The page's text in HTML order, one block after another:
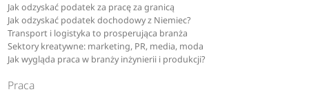
Jak odzyskać podatek za pracę za granicą
Jak odzyskać podatek dochodowy z Niemiec?
Transport i logistyka to prosperująca branża
Sektory kreatywne: marketing, PR, media, moda
Jak wygląda praca w branży inżynierii i produkcji?
Praca